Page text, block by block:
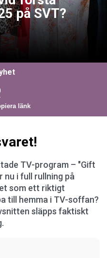
på SVT?
länk
TV-program – "Gift
i full rullning på
som ett riktigt
till hemma i TV-soffan?
släpps faktiskt